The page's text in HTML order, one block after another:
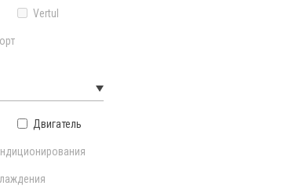
Vertul
Двигатель